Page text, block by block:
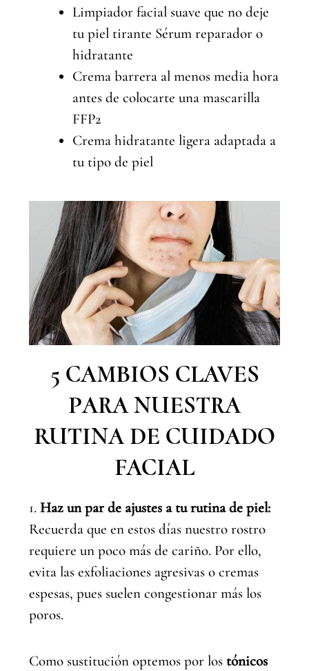
Limpiador facial suave que no deje
tu piel tirante Sérum reparador o
hidratante
Crema barrera al menos media hora
antes de colocarte una mascarilla
FFP2
Crema hidratante ligera adaptada a
tu tipo de piel
5 CAMBIOS CLAVES
PARA NUESTRA
RUTINA DE CUIDADO
FACIAL
1.Haz un par de ajustes a tu rutina de piel:
Recuerda que en estos días nuestro rostro
requiere un poco más de cariño. Por ello,
evita las exfoliaciones agresivas o cremas
espesas, pues suelen congestionar más los
poros.
Como sustitución optemos por lostónicos